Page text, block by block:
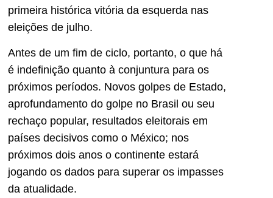
primeira histórica vitória da esquerda nas
eleições de julho.
Antes de um fim de ciclo, portanto, o que há
é indefinição quanto à conjuntura para os
próximos períodos. Novos golpes de Estado,
aprofundamento do golpe no Brasil ou seu
rechaço popular, resultados eleitorais em
países decisivos como o México; nos
próximos dois anos o continente estará
jogando os dados para superar os impasses
da atualidade.